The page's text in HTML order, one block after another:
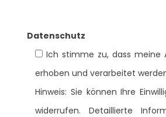
Datenschutz
Ich stimme zu, dass meine
erhoben und verarbeitet
Hinweis: Sie können Ihre
widerrufen. Detaillierte